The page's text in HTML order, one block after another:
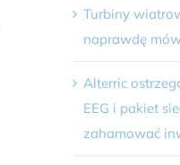
Turbiny
naprawdę
Alterric
EEG i pakiet
zahamować